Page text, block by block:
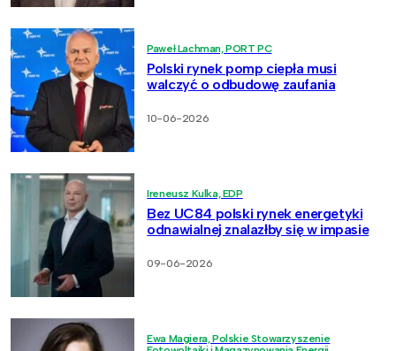
Paweł Lachman, PORT PC
Polski rynek pomp ciepła musi
walczyć o odbudowę zaufania
10-06-2026
Ireneusz Kulka, EDP
Bez UC84 polski rynek energetyki
odnawialnej znalazłby się w impasie
09-06-2026
Ewa Magiera, Polskie Stowarzyszenie